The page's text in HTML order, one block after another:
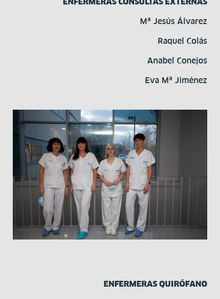
Mª Jesús Álvarez
Raquel Colás
Anabel Conejos
Eva Mª Jiménez
ENFERMERAS QUIRÓFANO